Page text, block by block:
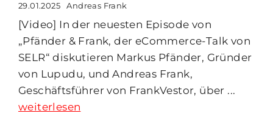
29.01.2025 Andreas Frank
[Video] In der neuesten Episode von
„Pfänder & Frank, der eCommerce-Talk von
SELR“ diskutieren Markus Pfänder, Gründer
von Lupudu, und Andreas Frank,
Geschäftsführer von FrankVestor, über ...
weiterlesen